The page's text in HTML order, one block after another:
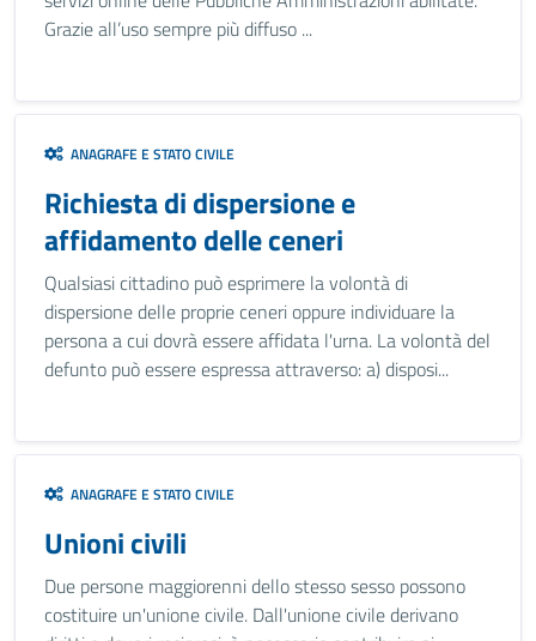
Grazie all’uso sempre più diffuso ...
ANAGRAFE E STATO CIVILE
Richiesta di dispersione e
affidamento delle ceneri
Qualsiasi cittadino può esprimere la volontà di
dispersione delle proprie ceneri oppure individuare la
persona a cui dovrà essere affidata l'urna. La volontà del
defunto può essere espressa attraverso: a) disposi...
ANAGRAFE E STATO CIVILE
Unioni civili
Due persone maggiorenni dello stesso sesso possono
costituire un'unione civile. Dall'unione civile derivano